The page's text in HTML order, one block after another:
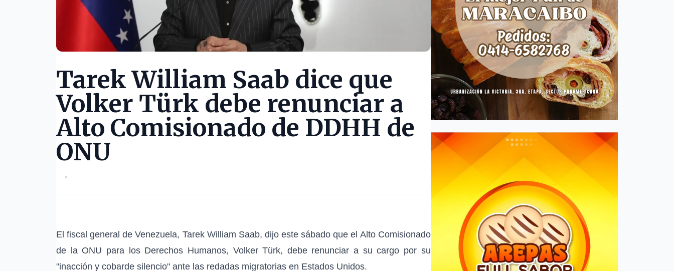
Tarek William Saab dice que
Volker Türk debe renunciar a
Alto Comisionado de DDHH de
ONU
•
El fiscal general de Venezuela, Tarek William Saab, dijo este sábado que el Alto Comisionado
de la ONU para los Derechos Humanos, Volker Türk, debe renunciar a su cargo por su
"inacción y cobarde silencio" ante las redadas migratorias en Estados Unidos.